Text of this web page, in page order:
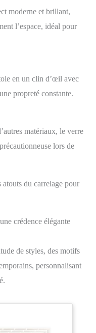
moderne et brillant,
l’espace, idéal pour
en un clin d’œil avec
propreté constante.
matériaux, le verre
lors de
du carrelage pour
crédence élégante
de styles, des motifs
personnalisant